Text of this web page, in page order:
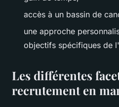
accès à un bassin de
une approche
objectifs spécifiques de
Les différentes
recrutement en